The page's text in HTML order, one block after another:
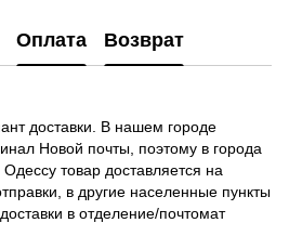
Оплата Возврат
доставки. В нашем городе
Новой почты, поэтому в города
товар доставляется на
в другие населенные пункты
в отделение/почтомат